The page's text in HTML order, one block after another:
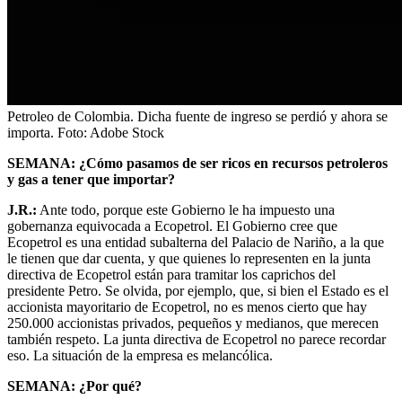
Petroleo de Colombia. Dicha fuente de ingreso se perdió y ahora se
importa. Foto: Adobe Stock
SEMANA: ¿Cómo pasamos de ser ricos en recursos petroleros
y gas a tener que importar?
J.R.: Ante todo, porque este Gobierno le ha impuesto una
gobernanza equivocada a Ecopetrol. El Gobierno cree que
Ecopetrol es una entidad subalterna del Palacio de Nariño, a la que
le tienen que dar cuenta, y que quienes lo representen en la junta
directiva de Ecopetrol están para tramitar los caprichos del
presidente Petro. Se olvida, por ejemplo, que, si bien el Estado es el
accionista mayoritario de Ecopetrol, no es menos cierto que hay
250.000 accionistas privados, pequeños y medianos, que merecen
también respeto. La junta directiva de Ecopetrol no parece recordar
eso. La situación de la empresa es melancólica.
SEMANA: ¿Por qué?